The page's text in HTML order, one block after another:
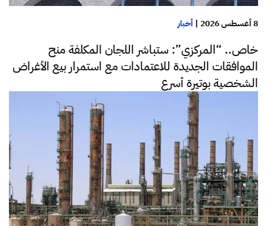
8 أغسطس 2026 | أخبار
خاص.. “المركزي”: ستباشر اللجان المكلفة منح
الموافقات الجديدة للاعتمادات مع استمرار بيع الأغراض
الشخصية بوتيرة أسرع